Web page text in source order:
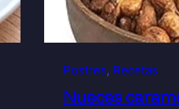
Postres, Recetas
Nueces